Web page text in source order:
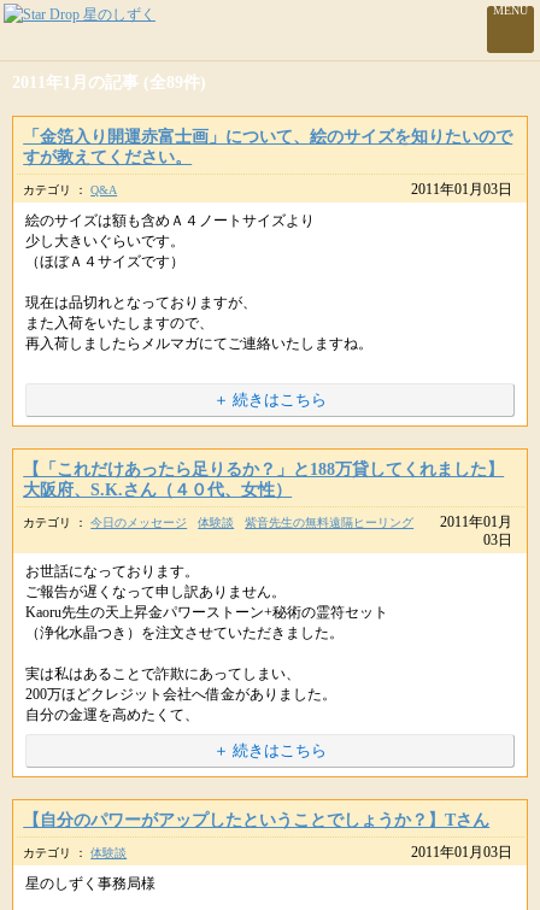
MENU
2011年1月の記事 (全89件)
「金箔入り開運赤富士画」について、絵のサイズを知りたいので
すが教えてください。
カテゴリ ：Q&A
2011年01月03日
絵のサイズは額も含めＡ４ノートサイズより
少し大きいぐらいです。
（ほぼＡ４サイズです）
現在は品切れとなっておりますが、
また入荷をいたしますので、
再入荷しましたらメルマガにてご連絡いたしますね。
URLをコピペしてシェアもできます。
＋ 続きはこちら
【「これだけあったら足りるか？」と188万貸してくれました】
大阪府、S.K.さん（４０代、女性）
カテゴリ ：今日のメッセージ 体験談 紫音先生の無料遠隔ヒーリング
2011年01月
03日
お世話になっております。
ご報告が遅くなって申し訳ありません。
Kaoru先生の天上昇金パワーストーン+秘術の霊符セット
（浄化水晶つき）を注文させていただきました。
実は私はあることで詐欺にあってしまい、
200万ほどクレジット会社へ借金がありました。
自分の金運を高めたくて、
パワーストーンが届いた次の日、
同じ職場のＷさんが「これだけあったら足りるか？」
と188万円貸してくれました。
Ｗさんはそれまでも100万円貸してくれていて
＋ 続きはこちら
【自分のパワーがアップしたということでしょうか？】Tさん
カテゴリ ：体験談
2011年01月03日
星のしずく事務局様